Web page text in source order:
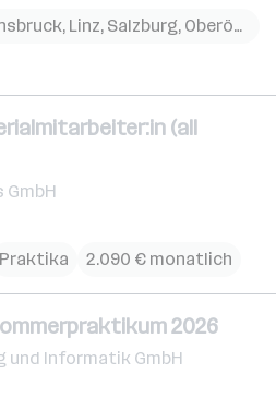
, Linz, Salzburg, Oberösterreich
(all
GmbH
Praktika 2.090 € monatlich
2026
und Informatik GmbH